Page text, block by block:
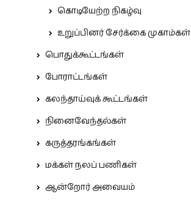
கொடியேற்ற நிகழ்வு
உறுப்பினர் சேர்க்கை முகாம்கள்
பொதுக்கூட்டங்கள்
போராட்டங்கள்
கலந்தாய்வுக் கூட்டங்கள்
நினைவேந்தல்கள்
கருத்தரங்கங்கள்
மக்கள் நலப் பணிகள்
ஆன்றோர் அவையம்